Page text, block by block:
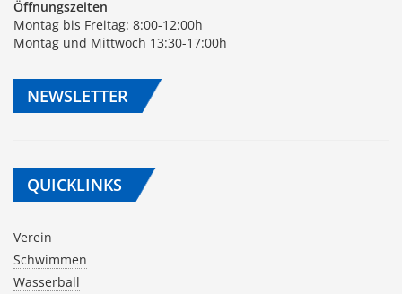
Öffnungszeiten
Montag bis Freitag: 8:00-12:00h
Montag und Mittwoch 13:30-17:00h
NEWSLETTER
QUICKLINKS
Verein
Schwimmen
Wasserball